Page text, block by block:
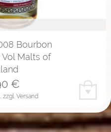
Bourbon
Vol Malts of
zzgl. Versand
€